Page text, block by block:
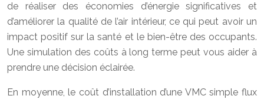
de réaliser des économies d’énergie significatives et
d’améliorer la qualité de l’air intérieur, ce qui peut avoir un
impact positif sur la santé et le bien-être des occupants.
Une simulation des coûts à long terme peut vous aider à
prendre une décision éclairée.
En moyenne, le coût d’installation d’une VMC simple flux